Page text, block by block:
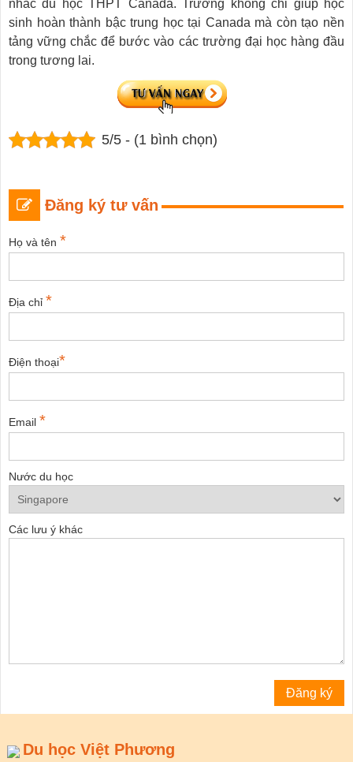
nhắc du học THPT Canada. Trường không chỉ giúp học
sinh hoàn thành bậc trung học tại Canada mà còn tạo nền
tảng vững chắc để bước vào các trường đại học hàng đầu
trong tương lai.
5/5 - (1 bình chọn)
Đăng ký tư vấn
Họ và tên *
Địa chỉ *
Điện thoại*
Email *
Nước du học
Các lưu ý khác
Du học Việt Phương